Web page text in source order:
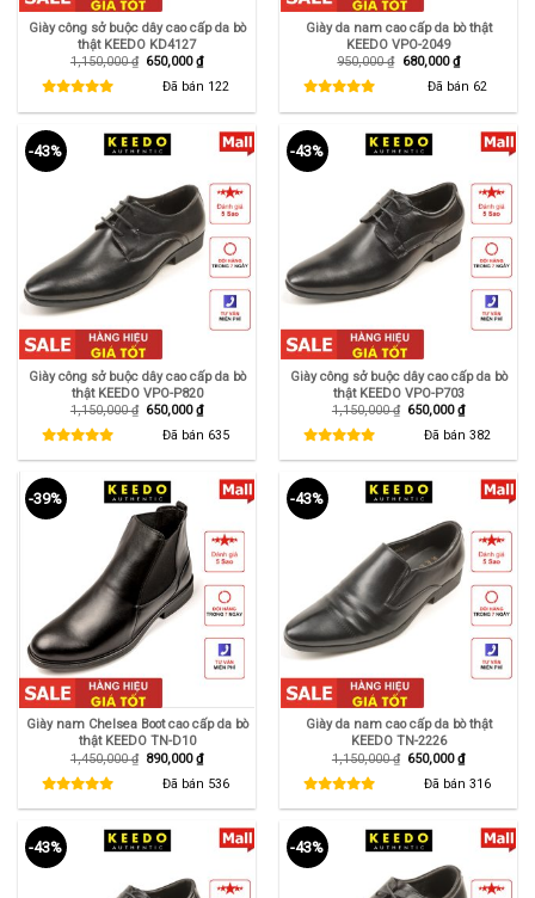
Giày công sở buộc dây cao cấp da bò
thật KEEDO KD4127
1,150,000₫ Giá
650,000₫Giá
hiện
tại
Đã bán 122
Giày da nam cao cấp da bò thật
KEEDO VPO-2049
950,000₫ Giá
680,000₫Giá
hiện
tại
Đã bán 62
-43%
Giày công sở buộc dây cao cấp da bò
thật KEEDO VPO-P820
1,150,000₫ Giá
1,150,000 ₫.
650,000₫Giá
hiện
tại
là:
650,000 ₫.
Đã bán 635
-43%
Giày công sở buộc dây cao cấp da bò
thật KEEDO VPO-P703
1,150,000₫ Giá
1,150,000 ₫.
650,000₫Giá
hiện
tại
là:
650,000 ₫.
Đã bán 382
-39%
Giày nam Chelsea Boot cao cấp da bò
thật KEEDO TN-D10
1,450,000₫ Giá
1,450,000 ₫.
890,000₫Giá
hiện
tại
là:
Đã bán 536
-43%
Giày da nam cao cấp da bò thật
KEEDO TN-2226
1,150,000₫ Giá
1,150,000 ₫.
650,000₫Giá
hiện
tại
là:
Đã bán 316
-43% -43%